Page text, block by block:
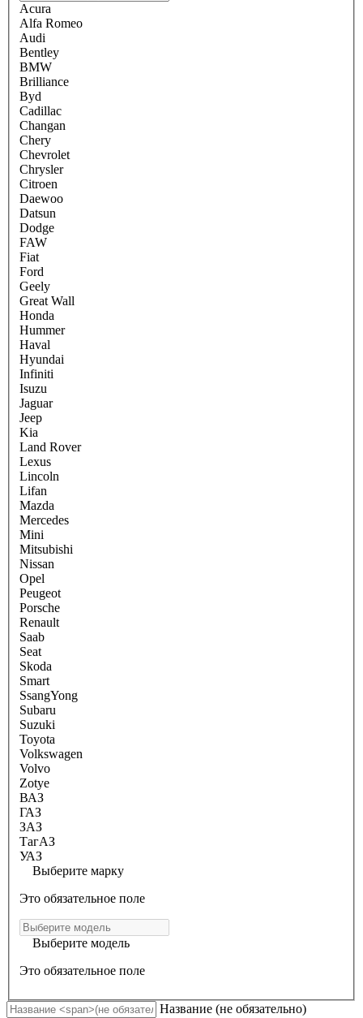
Acura
Alfa Romeo
Audi
Bentley
BMW
Brilliance
Byd
Cadillac
Changan
Chery
Chevrolet
Chrysler
Citroen
Daewoo
Datsun
Dodge
FAW
Fiat
Ford
Geely
Great Wall
Honda
Hummer
Haval
Hyundai
Infiniti
Isuzu
Jaguar
Jeep
Kia
Land Rover
Lexus
Lincoln
Lifan
Mazda
Mercedes
Mini
Mitsubishi
Nissan
Opel
Peugeot
Porsche
Renault
Saab
Seat
Skoda
Smart
SsangYong
Subaru
Suzuki
Toyota
Volkswagen
Volvo
Zotye
ВАЗ
ГАЗ
ЗАЗ
ТагАЗ
УАЗ
Выберите марку
Это обязательное поле
Выберите модель
Это обязательное поле
Название (не обязательно)